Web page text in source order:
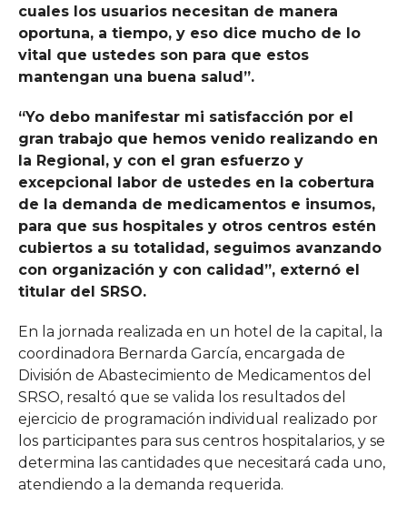
cuales los usuarios necesitan de manera
oportuna, a tiempo, y eso dice mucho de lo
vital que ustedes son para que estos
mantengan una buena salud”.
“Yo debo manifestar mi satisfacción por el
gran trabajo que hemos venido realizando en
la Regional, y con el gran esfuerzo y
excepcional labor de ustedes en la cobertura
de la demanda de medicamentos e insumos,
para que sus hospitales y otros centros estén
cubiertos a su totalidad, seguimos avanzando
con organización y con calidad”, externó el
titular del SRSO.
En la jornada realizada en un hotel de la capital, la
coordinadora Bernarda García, encargada de
División de Abastecimiento de Medicamentos del
SRSO, resaltó que se valida los resultados del
ejercicio de programación individual realizado por
los participantes para sus centros hospitalarios, y se
determina las cantidades que necesitará cada uno,
atendiendo a la demanda requerida.